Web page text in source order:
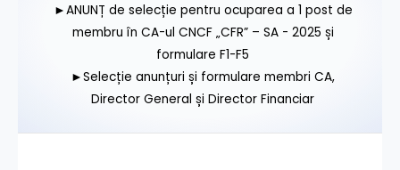
►ANUNȚ de selecție pentru ocuparea a 1 post de
membru în CA-ul CNCF „CFR” – SA - 2025 și
formulare F1-F5
►Selecție anunțuri și formulare membri CA,
Director General și Director Financiar